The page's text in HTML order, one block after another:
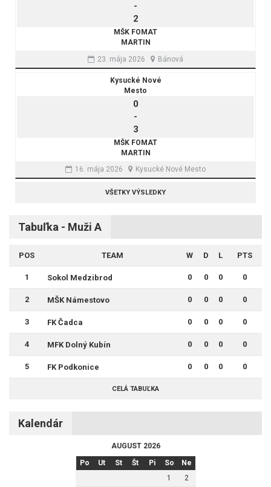
-
2
MŠK FOMAT
MARTIN
23. mája 2026
Bánová
Kysucké Nové
Mesto
0
-
3
MŠK FOMAT
MARTIN
16. mája 2026
Kysucké Nové Mesto
VŠETKY VÝSLEDKY
Tabuľka - Muži A
POS TEAM W D L PTS
1 Sokol Medzibrod 0 0 0 0
2 MŠK Námestovo 0 0 0 0
3 FK Čadca 0 0 0 0
4 MFK Dolný Kubín 0 0 0 0
5 FK Podkonice 0 0 0 0
CELÁ TABUĽKA
Kalendár
AUGUST 2026
Po
Ut St Št Pi So
Ne
1
2